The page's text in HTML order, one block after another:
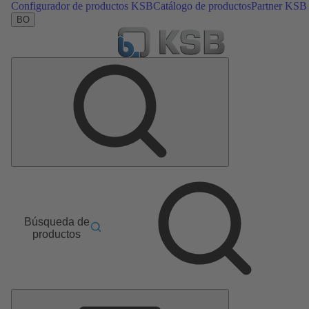
Configurador de productos KSBCatálogo de productosPartner KSB
BO
Búsqueda de
productos